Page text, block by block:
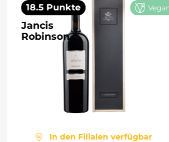
18.5 Punkte
Jancis
Robinson
In den Filialen verfügbar